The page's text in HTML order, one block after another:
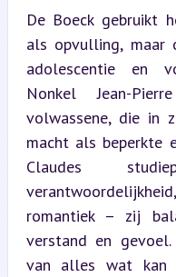
De Boeck gebruikt
als opvulling, maar
adolescentie en
Nonkel Jean-
volwassene, die in
macht als beperkte
Claudes
romantiek – zij
verstand en
van alles wat kan